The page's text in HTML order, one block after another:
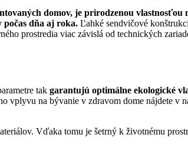
domov, je prirodzenou vlastnosťou
dňa aj roka. Ľahké sendvičové
prostredia viac závislá od technických
takgarantujú optimálne ekologické
vplyvu na bývanie v zdravom dome nájdete v
Vďaka tomu je šetrný k životnému